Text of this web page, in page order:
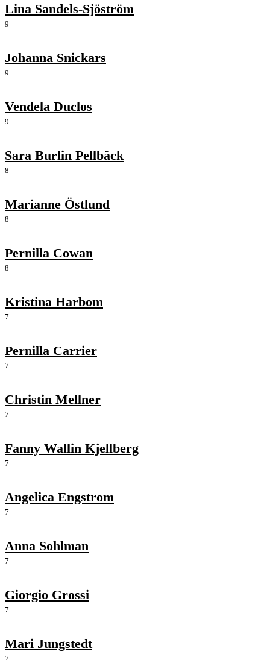
Lina Sandels-Sjöström
9
Johanna Snickars
9
Vendela Duclos
9
Sara Burlin Pellbäck
8
Marianne Östlund
8
Pernilla Cowan
8
Kristina Harbom
7
Pernilla Carrier
7
Christin Mellner
7
Fanny Wallin Kjellberg
7
Angelica Engstrom
7
Anna Sohlman
7
Giorgio Grossi
7
Mari Jungstedt